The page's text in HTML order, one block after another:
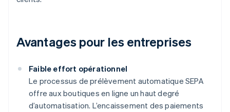
Avantages pour les entreprises
Faible effort opérationnel
Le processus de prélèvement automatique SEPA
offre aux boutiques en ligne un haut degré
d’automatisation. L’encaissement des paiements